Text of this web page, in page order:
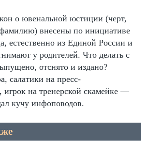
о ювенальной юстиции (черт,
внесены по инициативе
естественно из Единой России и
у родителей. Что делать с
отснято и издано?
салатики на пресс-
игрок на тренерской скамейке —
кучу инфоповодов.